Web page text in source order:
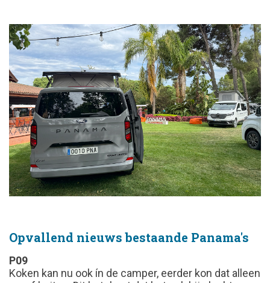
Opvallend nieuws bestaande Panama's
P09
Koken kan nu ook ín de camper, eerder kon dat alleen